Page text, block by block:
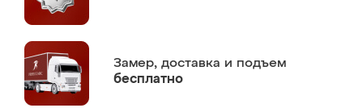
Замер, доставка и подъем
бесплатно